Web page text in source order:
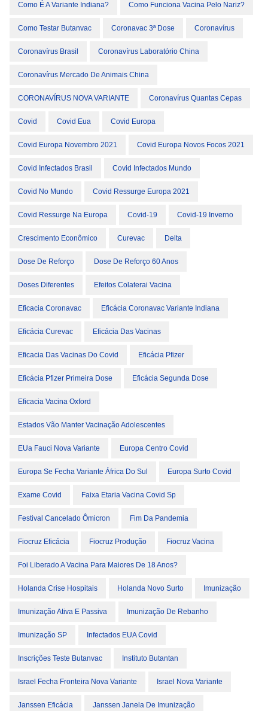
Como É A Variante Indiana? Como Funciona Vacina Pelo Nariz?
Como Testar Butanvac Coronavac 3ª Dose Coronavírus
Coronavírus Brasil Coronavírus Laboratório China
Coronavírus Mercado De Animais China
CORONAVÍRUS NOVA VARIANTE Coronavírus Quantas Cepas
Covid Covid Eua Covid Europa
Covid Europa Novembro 2021 Covid Europa Novos Focos 2021
Covid Infectados Brasil Covid Infectados Mundo
Covid No Mundo Covid Ressurge Europa 2021
Covid Ressurge Na Europa Covid-19 Covid-19 Inverno
Crescimento Econômico Curevac Delta
Dose De Reforço Dose De Reforço 60 Anos
Doses Diferentes Efeitos Colaterai Vacina
Eficacia Coronavac Eficácia Coronavac Variante Indiana
Eficácia Curevac Eficácia Das Vacinas
Eficacia Das Vacinas Do Covid Eficácia Pfizer
Eficácia Pfizer Primeira Dose Eficácia Segunda Dose
Eficacia Vacina Oxford
Estados Vão Manter Vacinação Adolescentes
EUa Fauci Nova Variante Europa Centro Covid
Europa Se Fecha Variante África Do Sul Europa Surto Covid
Exame Covid Faixa Etaria Vacina Covid Sp
Festival Cancelado Ômicron Fim Da Pandemia
Fiocruz Eficácia Fiocruz Produção Fiocruz Vacina
Foi Liberado A Vacina Para Maiores De 18 Anos?
Holanda Crise Hospitais Holanda Novo Surto Imunização
Imunização Ativa E Passiva Imunização De Rebanho
Imunização SP Infectados EUA Covid
Inscrições Teste Butanvac Instituto Butantan
Israel Fecha Fronteira Nova Variante Israel Nova Variante
Janssen Eficácia Janssen Janela De Imunização